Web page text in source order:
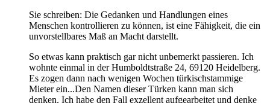
Sie schreiben: Die Gedanken und Handlungen eines
Menschen kontrollieren zu können, ist eine Fähigkeit, die ein
unvorstellbares Maß an Macht darstellt.
So etwas kann praktisch gar nicht unbemerkt passieren. Ich
wohnte einmal in der Humboldtstraße 24, 69120 Heidelberg.
Es zogen dann nach wenigen Wochen türkischstammige
Mieter ein...Den Namen dieser Türken kann man sich
denken. Ich habe den Fall exzellent aufgearbeitet und denke